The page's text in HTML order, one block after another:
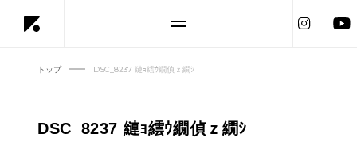
トップ DSC_8237 縺ｮ繧ｳ繝偵ｚ繝ｼ
DSC_8237 縺ｮ繧ｳ繝偵ｚ繝ｼ